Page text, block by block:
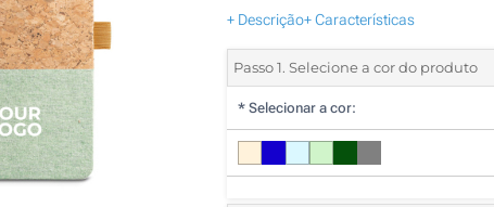
+ Descrição+ Características
Passo 1. Selecione a cor do produto
* Selecionar a cor: